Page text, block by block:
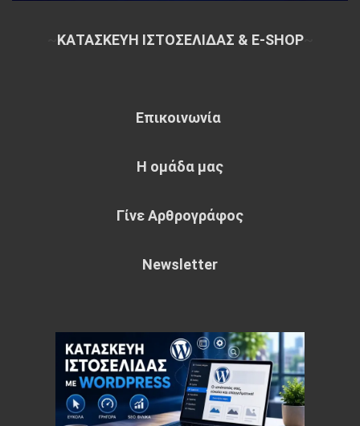
ΚΑΤΑΣΚΕΥΗ ΙΣΤΟΣΕΛΙΔΑΣ & E-SHOP~
Επικοινωνία
Η ομάδα μας
Γίνε Αρθρογράφος
Newsletter